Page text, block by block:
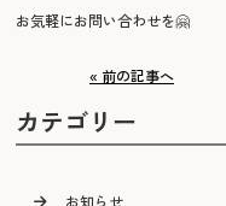
お気軽にお問い合わせを🤗
« 前の記事へ
カテゴリー
お知らせ